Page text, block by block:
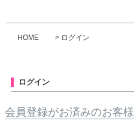
HOME ログイン
ログイン
会員登録がお済みのお客様